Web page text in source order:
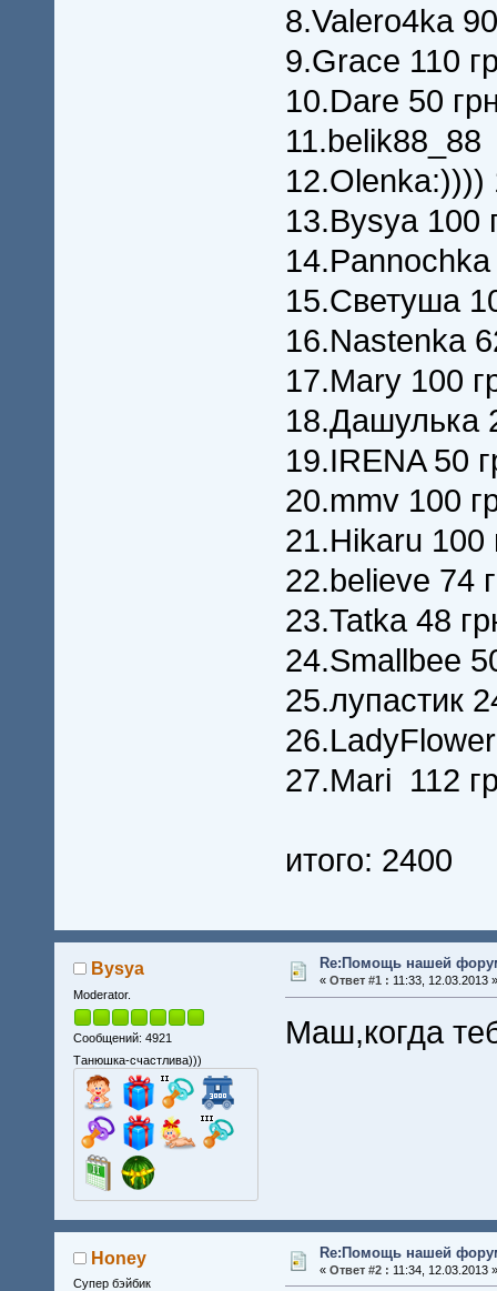
8.Valero4ka
9.Grace 110
10.Dare 50
11.belik88_88
12.Olenka:))))
13.Bysya 100
15.Светуша
16.Nastenka
17.Mary 100
18.Дашулька
19.IRENA 50
20.mmv 100
21.Hikaru 100
22.believe 74
23.Tatka 48
24.Smallbee
25.лупастик
27.Mari 112
итого: 2400
Bysya
Moderator.
Сообщений: 4921
Танюшка-счастлива)))
Re:Помощь нашей
« Ответ #1 : 11:33, 12.03.2013 »
Маш,когда
Honey
Супер бэйбик
Re:Помощь нашей
« Ответ #2 : 11:34, 12.03.2013 »